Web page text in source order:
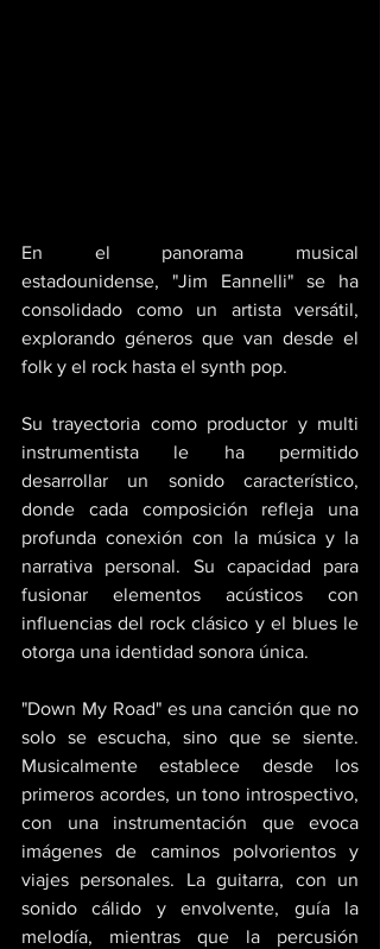
En el panorama musical
estadounidense, "Jim Eannelli" se ha
consolidado como un artista versátil,
explorando géneros que van desde el
folk y el rock hasta el synth pop.
Su trayectoria como productor y multi
instrumentista le ha permitido
desarrollar un sonido característico,
donde cada composición refleja una
profunda conexión con la música y la
narrativa personal. Su capacidad para
fusionar elementos acústicos con
influencias del rock clásico y el blues le
otorga una identidad sonora única.
"Down My Road" es una canción que no
solo se escucha, sino que se siente.
Musicalmente establece desde los
primeros acordes, un tono introspectivo,
con una instrumentación que evoca
imágenes de caminos polvorientos y
viajes personales. La guitarra, con un
sonido cálido y envolvente, guía la
melodía, mientras que la percusión